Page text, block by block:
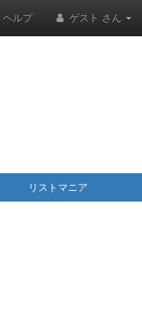
ヘルプ ゲスト さん
リストマニア